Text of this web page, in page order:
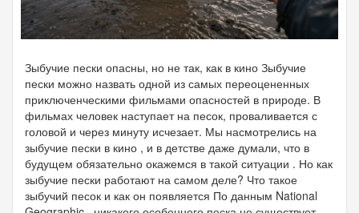
Зыбучие пески опасны, но не так, как в кино Зыбучие
пески можно назвать одной из самых переоцененных
приключенческими фильмами опасностей в природе. В
фильмах человек наступает на песок, проваливается с
головой и через минуту исчезает. Мы насмотрелись на
зыбучие пески в кино , и в детстве даже думали, что в
будущем обязательно окажемся в такой ситуации . Но как
зыбучие пески работают на самом деле? Что такое
зыбучий песок и как он появляется По данным National